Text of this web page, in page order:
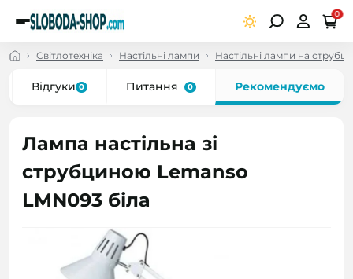
0
Світлотехніка Настільні лампи Настільні лампи на
Відгуки 0 Питання 0 Рекомендуємо
Лампа настільна зі
струбциною Lemanso
LMN093 біла